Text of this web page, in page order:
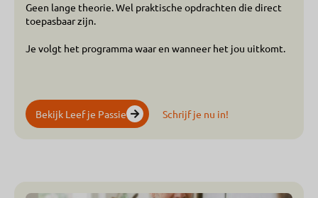
Geen lange theorie. Wel praktische opdrachten die direct
toepasbaar zijn.
Je volgt het programma waar en wanneer het jou uitkomt.
Bekijk Leef je Passie Schrijf je nu in!